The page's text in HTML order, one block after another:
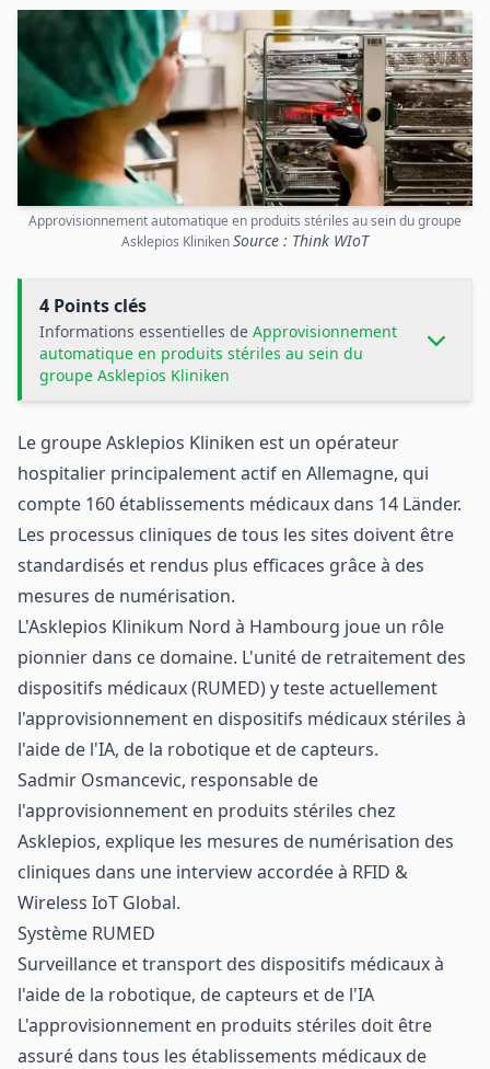
Approvisionnement automatique en produits stériles au sein du groupe
Asklepios KlinikenSource : Think WIoT
4 Points clés
Informations essentielles de Approvisionnement
automatique en produits stériles au sein du
groupe Asklepios Kliniken
Le groupe Asklepios Kliniken est un opérateur
hospitalier principalement actif en Allemagne, qui
compte 160 établissements médicaux dans 14 Länder.
Les processus cliniques de tous les sites doivent être
standardisés et rendus plus efficaces grâce à des
mesures de numérisation.
L'Asklepios Klinikum Nord à Hambourg joue un rôle
pionnier dans ce domaine. L'unité de retraitement des
dispositifs médicaux (RUMED) y teste actuellement
l'approvisionnement en dispositifs médicaux stériles à
l'aide de l'IA, de la robotique et de capteurs.
Sadmir Osmancevic, responsable de
l'approvisionnement en produits stériles chez
Asklepios, explique les mesures de numérisation des
cliniques dans une interview accordée à RFID &
Wireless IoT Global.
Système RUMED
Surveillance et transport des dispositifs médicaux à
l'aide de la robotique, de capteurs et de l'IA
L'approvisionnement en produits stériles doit être
assuré dans tous les établissements médicaux de